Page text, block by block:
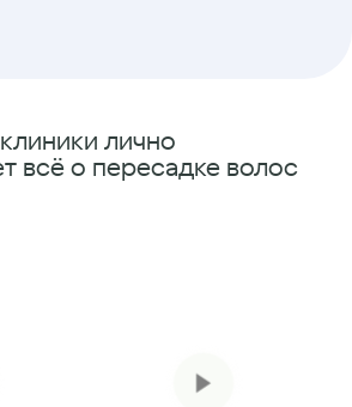
лично
всё о пересадке волос